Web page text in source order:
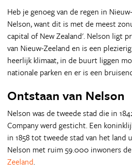
Heb je genoeg van de regen in
Nelson, want dit is met de meest
capital of New Zealand'. Nelson ligt
van Nieuw-Zeeland en is een
heerlijk klimaat, in de buurt liggen
nationale parken en er is een
Ontstaan van Nelson
Nelson was de tweede stad die in
Company werd gesticht. Een
in 1858 tot tweede stad van het land
Nelson met ruim 59.000 inwoners
Zeeland.